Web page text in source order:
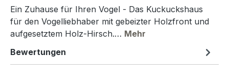
Ein Zuhause für Ihren Vogel - Das Kuckuckshaus
für den Vogelliebhaber mit gebeizter Holzfront und
aufgesetztem Holz-Hirsch.… Mehr
Bewertungen